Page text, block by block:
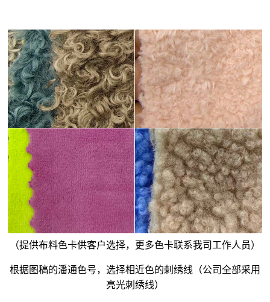
（提供布料色卡供客户选择，更多色卡联系我司工作人员）
根据图稿的潘通色号，选择相近色的刺绣线（公司全部采用
亮光刺绣线）